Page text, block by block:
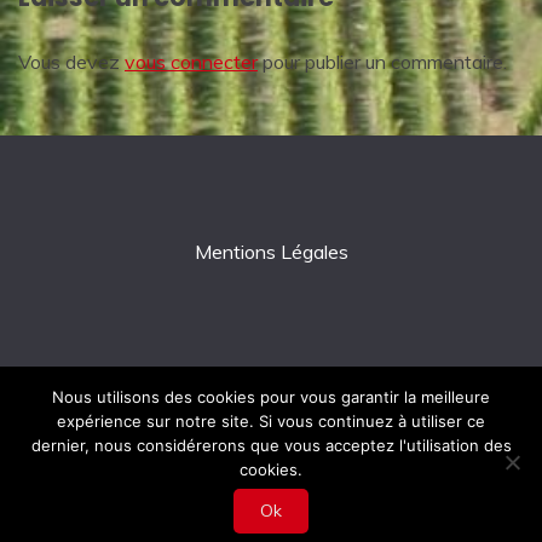
Vous devez vous connecterpour publier un commentaire.
Mentions Légales
All Rights Reserved 2026.
Proudly powered by WordPress
Theme: Fairy by
Candid Themes
Nous utilisons des cookies pour vous garantir la meilleure
expérience sur notre site. Si vous continuez à utiliser ce
dernier, nous considérerons que vous acceptez l'utilisation des
cookies.
Ok